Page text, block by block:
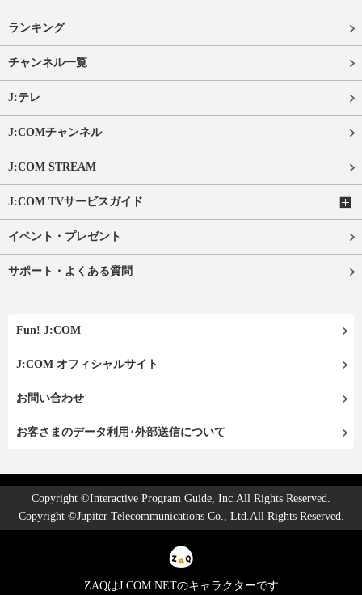
ランキング
チャンネル一覧
J:テレ
J:COMチャンネル
J:COM STREAM
J:COM TVサービスガイド
イベント・プレゼント
サポート・よくある質問
Fun! J:COM
J:COM オフィシャルサイト
お問い合わせ
お客さまのデータ利用･外部送信について
Copyright ©Interactive Program Guide, Inc.All Rights Reserved.
Copyright ©Jupiter Telecommunications Co., Ltd.All Rights Reserved.
ZAQはJ:COM NETのキャラクターです